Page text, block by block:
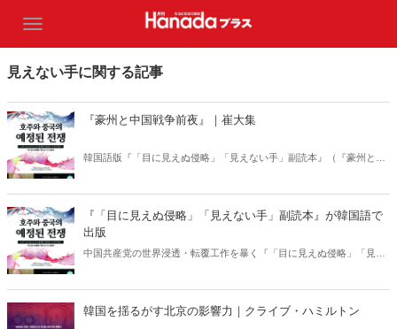
見えない手に関する記事
『豪州と中国戦争前夜』｜崔大集
韓国語版『「目に見えぬ侵略」「見えない手」副読本』（『豪州と中
ェ・デジプ）前会長が本書を激賞！その理由とは。
『「目に見えぬ侵略」「見えない手」副読本』が韓国語で
出版
中国共産党の世界浸透・転覆工作を暴く『「目に見えぬ侵略」「見え
韓国を揺るがす北京の影響力｜クライブ・ハミルトン